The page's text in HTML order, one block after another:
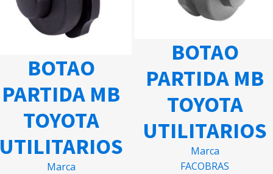
BOTAO
PARTIDA MB
TOYOTA
Marca
BOTAO
PARTIDA MB
TOYOTA
UTILITARIOS
Marca
FACOBRAS